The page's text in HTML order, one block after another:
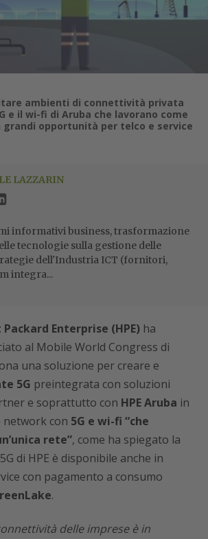
ambienti di connettività privata
e il wi-fi di Aruba che lavorano come
grandi opportunità per telco e service
LAZZARIN
informativi business, trasformazione
tecnologie sulla gestione delle
dell'Industria ICT (fornitori,
integra...
Enterprise (HPE) ha
al Mobile World Congress di
una soluzione per creare e
5G preintegrata con soluzioni
e soprattutto con HPE Aruba in
network con 5G e wi-fi “che
rete”, come ha spiegato la
di HPE è disponibile anche in
con pagamento a consumo
.
delle imprese è in